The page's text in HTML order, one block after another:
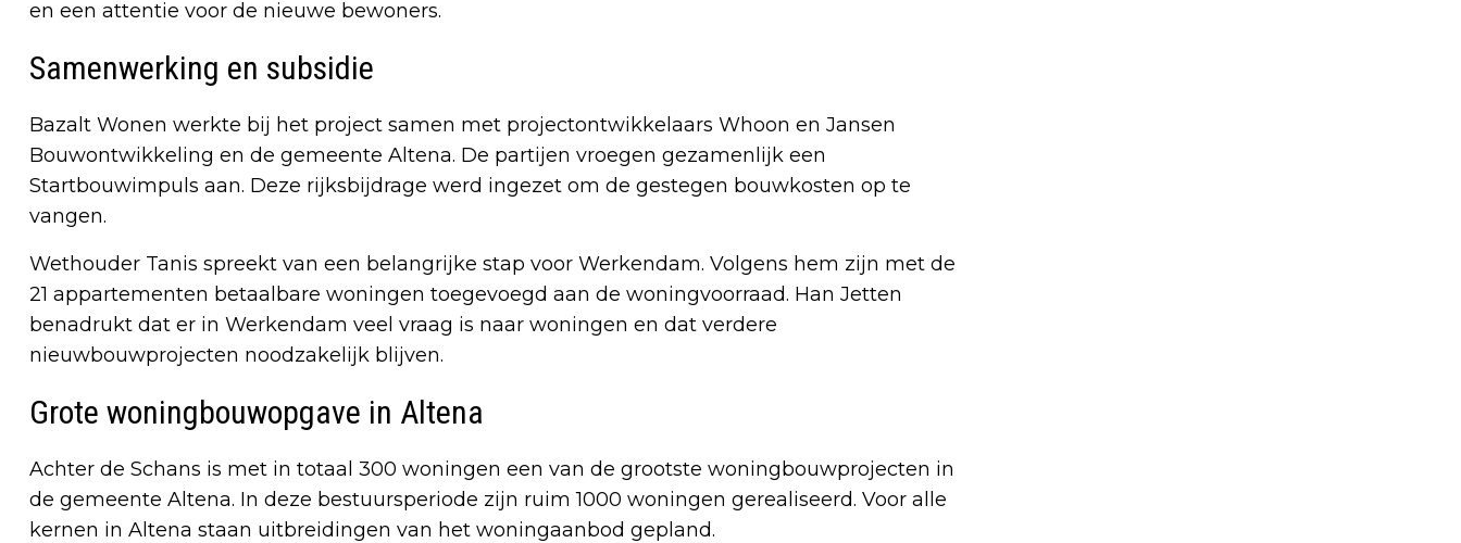
en een attentie voor de nieuwe bewoners.
Samenwerking en subsidie
Bazalt Wonen werkte bij het project samen met projectontwikkelaars Whoon en Jansen
Bouwontwikkeling en de gemeente Altena. De partijen vroegen gezamenlijk een
Startbouwimpuls aan. Deze rijksbijdrage werd ingezet om de gestegen bouwkosten op te
vangen.
Wethouder Tanis spreekt van een belangrijke stap voor Werkendam. Volgens hem zijn met de
21 appartementen betaalbare woningen toegevoegd aan de woningvoorraad. Han Jetten
benadrukt dat er in Werkendam veel vraag is naar woningen en dat verdere
nieuwbouwprojecten noodzakelijk blijven.
Grote woningbouwopgave in Altena
Achter de Schans is met in totaal 300 woningen een van de grootste woningbouwprojecten in
de gemeente Altena. In deze bestuursperiode zijn ruim 1000 woningen gerealiseerd. Voor alle
kernen in Altena staan uitbreidingen van het woningaanbod gepland.